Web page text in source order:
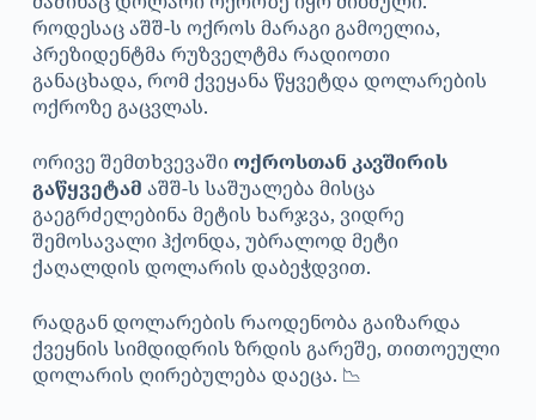
როდესაც აშშ-ს ოქროს მარაგი გამოელია,
პრეზიდენტმა რუზველტმა რადიოთი
განაცხადა, რომ ქვეყანა წყვეტდა დოლარების
ოქროზე გაცვლას.
ორივე შემთხვევაშიოქროსთან კავშირის
გაწყვეტამ აშშ-ს საშუალება მისცა
გაეგრძელებინა მეტის ხარჯვა, ვიდრე
შემოსავალი ჰქონდა, უბრალოდ მეტი
ქაღალდის დოლარის დაბეჭდვით.
რადგან დოლარების რაოდენობა გაიზარდა
ქვეყნის სიმდიდრის ზრდის გარეშე, თითოეული
დოლარის ღირებულება დაეცა. 📉